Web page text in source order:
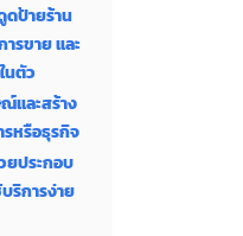
ดป้ายร้าน
รขาย และ
นตัว
และสร้าง
หรือธุรกิจ
ยประกอบ
ริการง่าย